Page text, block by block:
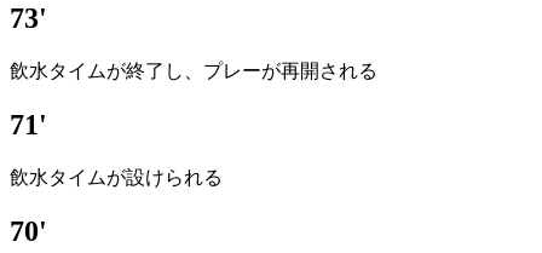
73'
飲水タイムが終了し、プレーが再開される
71'
飲水タイムが設けられる
70'